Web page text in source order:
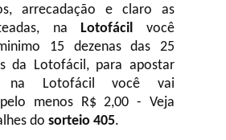
arrecadação e claro as
na Lotofácil você
15 dezenas das 25
da Lotofácil, para apostar
na Lotofácil você vai
menos R$ 2,00 - Veja
do sorteio 405.